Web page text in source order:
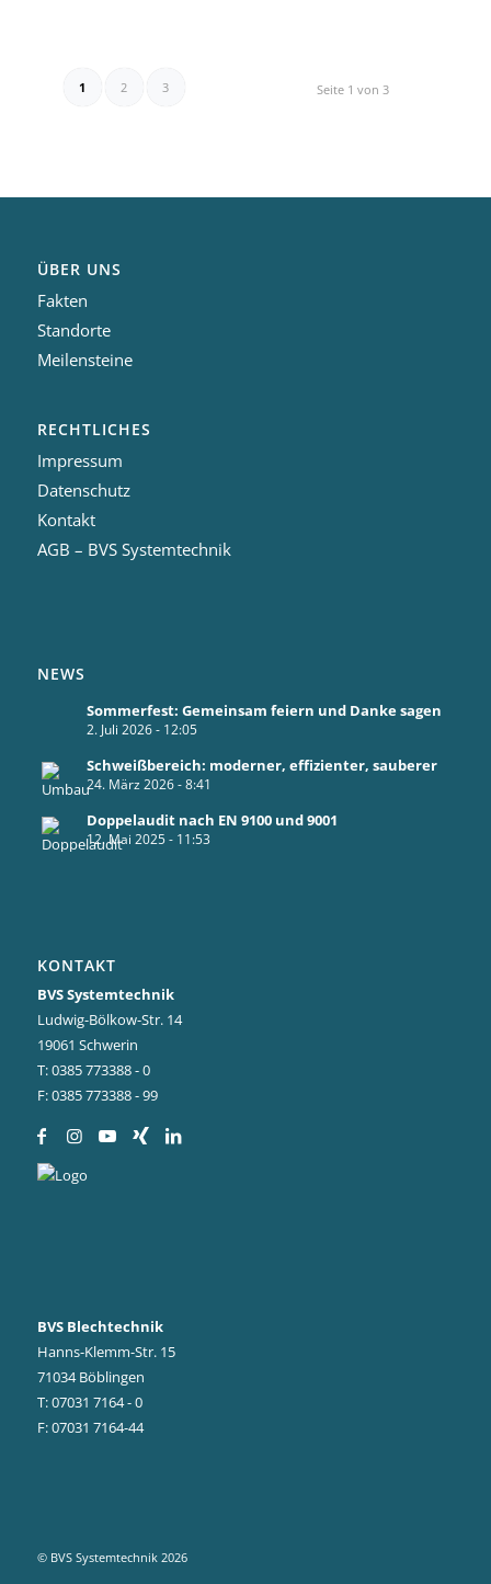
Seite 1 von 3
1 2 3
ÜBER UNS
Fakten
Standorte
Meilensteine
RECHTLICHES
Impressum
Datenschutz
Kontakt
AGB – BVS Systemtechnik
NEWS
Sommerfest: Gemeinsam feiern und Danke sagen
2. Juli 2026 - 12:05
Schweißbereich: moderner, effizienter, sauberer
24. März 2026 - 8:41
Doppelaudit nach EN 9100 und 9001
12. Mai 2025 - 11:53
KONTAKT
BVS Systemtechnik
Ludwig-Bölkow-Str. 14
19061 Schwerin
T: 0385 773388 - 0
F: 0385 773388 - 99
BVS Blechtechnik
Hanns-Klemm-Str. 15
71034 Böblingen
T: 07031 7164 - 0
F: 07031 7164-44
© BVS Systemtechnik 2026